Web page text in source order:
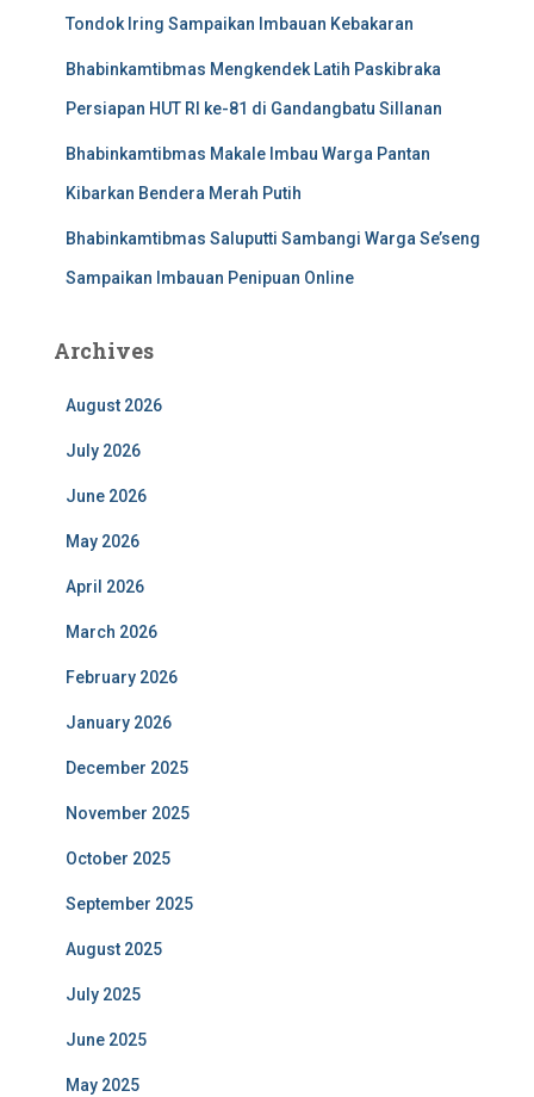
Tondok Iring Sampaikan Imbauan Kebakaran
Bhabinkamtibmas Mengkendek Latih Paskibraka
Persiapan HUT RI ke-81 di Gandangbatu Sillanan
Bhabinkamtibmas Makale Imbau Warga Pantan
Kibarkan Bendera Merah Putih
Bhabinkamtibmas Saluputti Sambangi Warga Se’seng
Sampaikan Imbauan Penipuan Online
Archives
August 2026
July 2026
June 2026
May 2026
April 2026
March 2026
February 2026
January 2026
December 2025
November 2025
October 2025
September 2025
August 2025
July 2025
June 2025
May 2025